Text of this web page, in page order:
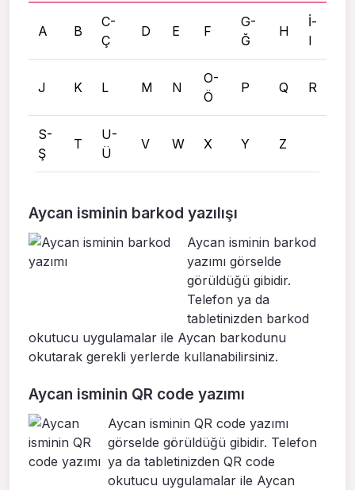
A B
C-
Ç
D E F
G-
Ğ
H
İ-
I
J K L M N
O-
Ö
P Q R
S-
Ş
T
U-
Ü
V W X Y Z
Aycan isminin barkod yazılışı
Aycan isminin barkod
yazımı görselde
görüldüğü gibidir.
Telefon ya da
tabletinizden barkod
okutucu uygulamalar ile Aycan barkodunu
okutarak gerekli yerlerde kullanabilirsiniz.
Aycan isminin QR code yazımı
Aycan isminin QR code yazımı
görselde görüldüğü gibidir. Telefon
ya da tabletinizden QR code
okutucu uygulamalar ile Aycan